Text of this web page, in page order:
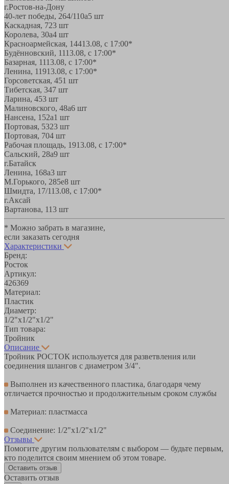
г.Ростов-на-Дону
40-лет победы, 264/110а5 шт
Каскадная, 723 шт
Королева, 30а4 шт
Красноармейская, 14413.08, с 17:00*
Будённовский, 1113.08, с 17:00*
Базарная, 1113.08, с 17:00*
Ленина, 11913.08, с 17:00*
Горсоветская, 451 шт
Тибетская, 347 шт
Ларина, 453 шт
Малиновского, 48а6 шт
Нансена, 152а1 шт
Портовая, 5323 шт
Портовая, 704 шт
Рабочая площадь, 1913.08, с 17:00*
Сальский, 28a9 шт
г.Батайск
Ленина, 168а3 шт
М.Горького, 285е8 шт
Шмидта, 17/113.08, с 17:00*
г.Аксай
Вартанова, 113 шт
* Можно забрать в магазине,
если заказать сегодня
Характеристики
Бренд:
Росток
Артикул:
426369
Материал:
Пластик
Диаметр:
1/2"х1/2"х1/2"
Тип товара:
Тройник
Описание
Тройник РОСТОК используется для разветвления или
соединения шлангов с диаметром 3/4".
Выполнен из качественного пластика, благодаря чему
отличается прочностью и продолжительным сроком службы
Материал: пластмасса
Соединение: 1/2"х1/2"х1/2"
Отзывы
Помогите другим пользователям с выбором — будьте первым,
кто поделится своим мнением об этом товаре.
Оставить отзыв
Оставить отзыв